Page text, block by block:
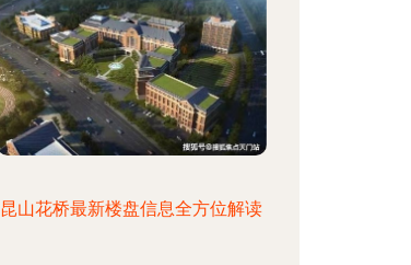
昆山花桥最新楼盘信息全方位解读